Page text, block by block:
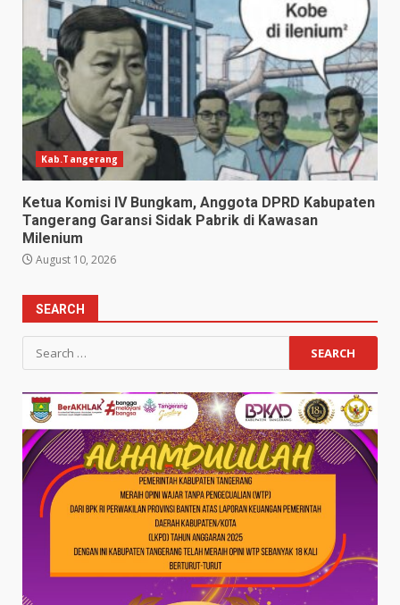
Kab.Tangerang
Ketua Komisi IV Bungkam, Anggota DPRD Kabupaten
Tangerang Garansi Sidak Pabrik di Kawasan
Milenium
August 10, 2026
SEARCH
Search
for: